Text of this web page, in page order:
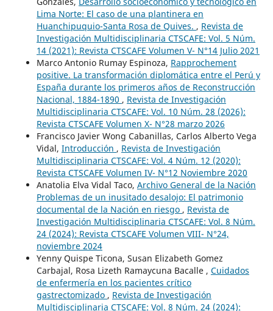
Lima Norte: El caso de una plantinera en
Huanchipuquio-Santa Rosa de Quives. , Revista de
Investigación Multidisciplinaria CTSCAFE: Vol. 5 Núm.
14 (2021): Revista CTSCAFE Volumen V- N°14 Julio 2021
Marco Antonio Rumay Espinoza, Rapprochement
positive. La transformación diplomática entre el Perú y
España durante los primeros años de Reconstrucción
Nacional, 1884-1890 , Revista de Investigación
Multidisciplinaria CTSCAFE: Vol. 10 Núm. 28 (2026):
Revista CTSCAFE Volumen X- N°28 marzo 2026
Francisco Javier Wong Cabanillas, Carlos Alberto Vega
Vidal, Introducción , Revista de Investigación
Multidisciplinaria CTSCAFE: Vol. 4 Núm. 12 (2020):
Revista CTSCAFE Volumen IV- N°12 Noviembre 2020
Anatolia Elva Vidal Taco, Archivo General de la Nación
Problemas de un inusitado desalojo: El patrimonio
documental de la Nación en riesgo , Revista de
Investigación Multidisciplinaria CTSCAFE: Vol. 8 Núm.
24 (2024): Revista CTSCAFE Volumen VIII- N°24,
noviembre 2024
Yenny Quispe Ticona, Susan Elizabeth Gomez
Carbajal, Rosa Lizeth Ramaycuna Bacalle , Cuidados
de enfermería en los pacientes crítico
gastrectomizado , Revista de Investigación
Multidisciplinaria CTSCAFE: Vol. 8 Núm. 24 (2024):